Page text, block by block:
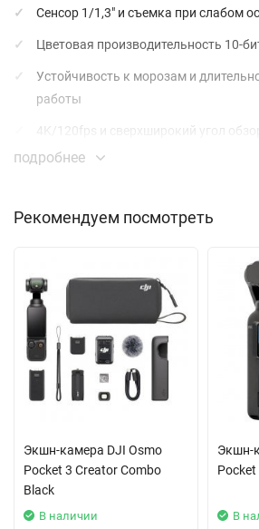
Сенсор 1/1,3″ и съемка при слабом
Цветовая производительность 10-
Устойчивость к морозам и
работы
4K/120fps и сверхширокий угол
Магнитный быстрый выпуск и
360° HorizonSteady
Двойные полноцветные сенсорные
1/1,3-дюймовый датчик
Эквивалентный размер пикселя 2,4 мкм
повышают производительность в
освещенности.
подробнее
Рекомендуем посмотреть
Экшн-камера DJI Osmo
Pocket 3 Creator Combo
Black
В наличии
Экшн-
Pocket
В